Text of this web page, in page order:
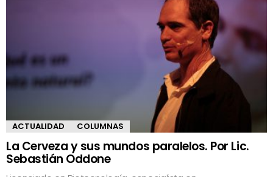
ACTUALIDAD COLUMNAS
La Cerveza y sus mundos paralelos. Por Lic.
Sebastián Oddone